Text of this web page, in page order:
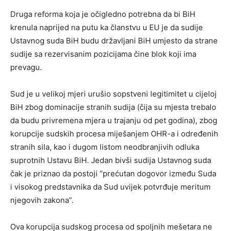
Druga reforma koja je očigledno potrebna da bi BiH
krenula naprijed na putu ka članstvu u EU je da sudije
Ustavnog suda BiH budu državljani BiH umjesto da strane
sudije sa rezervisanim pozicijama čine blok koji ima
prevagu.
Sud je u velikoj mjeri urušio sopstveni legitimitet u cijeloj
BiH zbog dominacije stranih sudija (čija su mjesta trebalo
da budu privremena mjera u trajanju od pet godina), zbog
korupcije sudskih procesa miješanjem OHR-a i određenih
stranih sila, kao i dugom listom neodbranjivih odluka
suprotnih Ustavu BiH. Јedan bivši sudija Ustavnog suda
čak je priznao da postoji “prećutan dogovor između Suda
i visokog predstavnika da Sud uvijek potvrđuje meritum
njegovih zakona”.
Ova korupcija sudskog procesa od spoljnih mešetara ne